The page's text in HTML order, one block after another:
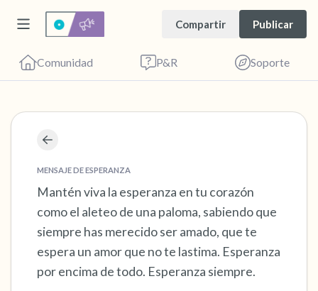
Compartir Publicar
Comunidad P&R Soporte
MENSAJE DE ESPERANZA
Mantén viva la esperanza en tu corazón
como el aleteo de una paloma, sabiendo que
siempre has merecido ser amado, que te
espera un amor que no te lastima. Esperanza
por encima de todo. Esperanza siempre.
Encuentra un lugar cómodo para sentarte.
Cierra los ojos suavemente y respira
profundamente un par de veces: inhala por la
nariz (cuenta hasta 3), exhala por la boca
(cuenta hasta 3). Ahora abre los ojos y mira a
tu alrededor. Nombra lo siguiente en voz
alta: